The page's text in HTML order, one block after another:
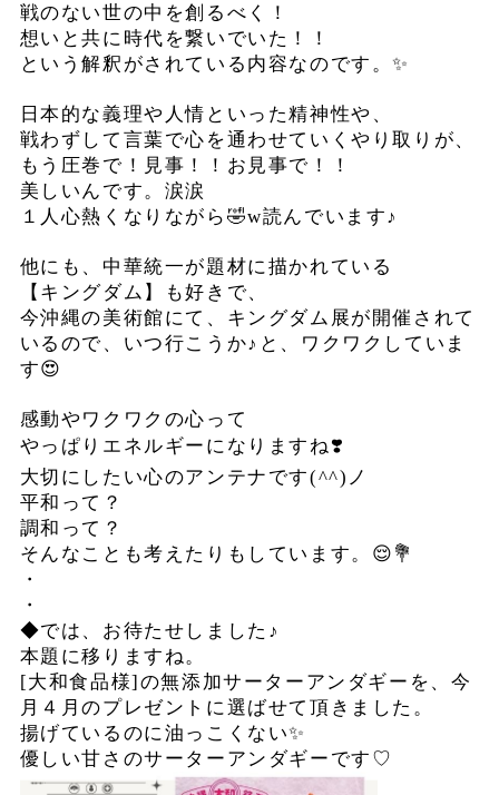
戦のない世の中を創るべく！
想いと共に時代を繋いでいた！！
という解釈がされている内容なのです。✨
日本的な義理や人情といった精神性や、
戦わずして言葉で心を通わせていくやり取りが、
もう圧巻で！見事！！お見事で！！
美しいんです。涙涙
１人心熱くなりながら🤣w読んでいます♪
他にも、中華統一が題材に描かれている
【キングダム】も好きで、
今沖縄の美術館にて、キングダム展が開催されて
いるので、いつ行こうか♪と、ワクワクしていま
す😍
感動やワクワクの心って
やっぱりエネルギーになりますね❣️
大切にしたい心のアンテナです(^^)ノ
平和って？
調和って？
そんなことも考えたりもしています。😌💐
・
・
◆では、お待たせしました♪
本題に移りますね。
[大和食品様]の無添加サーターアンダギーを、今
月４月のプレゼントに選ばせて頂きました。
揚げているのに油っこくない✨
優しい甘さのサーターアンダギーです♡